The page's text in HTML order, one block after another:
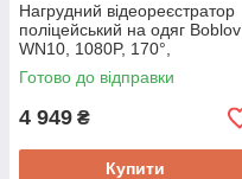
Нагрудний відеореєстратор
поліцейський на одяг Boblov
WN10, 1080P, 170°,
захищена вбудована пам'ять
64 Гб!
Готово до відправки
4 949 ₴
Купити